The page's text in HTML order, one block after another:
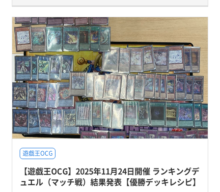
遊戯王OCG
【遊戯王OCG】2025年11月24日開催 ランキングデ
ュエル（マッチ戦）結果発表【優勝デッキレシピ】